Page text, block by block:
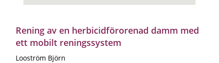
Rening av en herbicidförorenad damm med
ett mobilt reningssystem
Looström Björn